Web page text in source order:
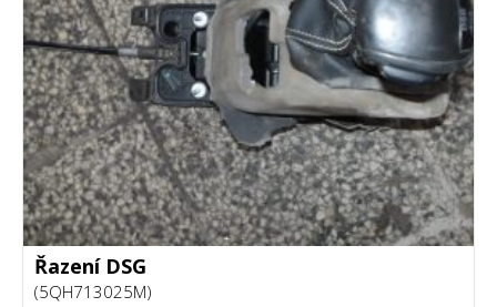
Řazení DSG
(5QH713025M)